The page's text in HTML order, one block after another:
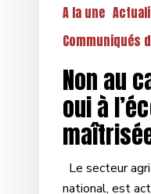
A la une
Communiqués
Non au
oui à
Le secteur
national, est